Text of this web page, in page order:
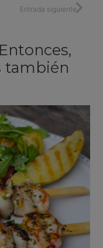
Entrada siguiente
también